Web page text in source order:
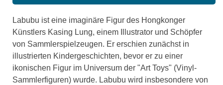
Labubu ist eine imaginäre Figur des Hongkonger
Künstlers Kasing Lung, einem Illustrator und Schöpfer
von Sammlerspielzeugen. Er erschien zunächst in
illustrierten Kindergeschichten, bevor er zu einer
ikonischen Figur im Universum der "Art Toys" (Vinyl-
Sammlerfiguren) wurde. Labubu wird insbesondere von